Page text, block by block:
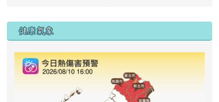
右邊區域內容
健康氣象